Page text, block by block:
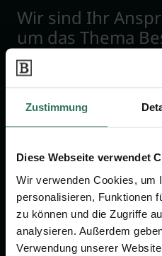
Zustimmung
Diese Webseite verwendet
Wir verwenden Cookies, um
personalisieren, Funktionen
zu können und die Zugriffe
analysieren. Außerdem
Verwendung unserer
Wir sind Ihr
um das Thema
Vorsorge.
Jetzt
FÜR SIE
Vergleich
Ratgeber
Verzeichnis